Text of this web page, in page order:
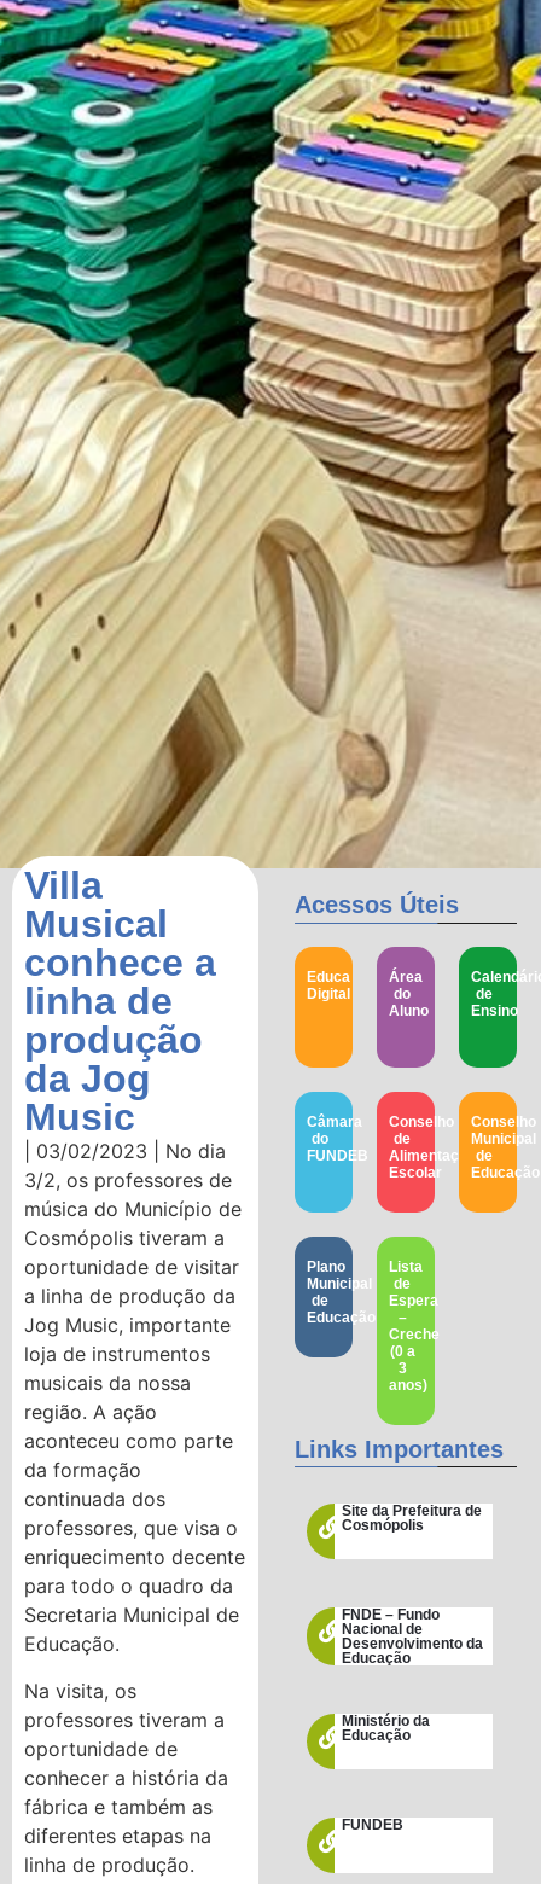
Villa
Musical
conhece a
linha de
produção
da Jog
Music
| 03/02/2023 | No dia
3/2, os professores de
música do Município de
Cosmópolis tiveram a
oportunidade de visitar
a linha de produção da
Jog Music, importante
loja de instrumentos
musicais da nossa
região. A ação
aconteceu como parte
da formação
continuada dos
professores, que visa o
enriquecimento decente
para todo o quadro da
Secretaria Municipal de
Educação.
Na visita, os
professores tiveram a
oportunidade de
conhecer a história da
fábrica e também as
diferentes etapas na
linha de produção.
Acessos Úteis
Educa
Digital
Área
do
Aluno
de
Ensino
Câmara
do
FUNDEB
Conselho
de
Alimentação
Escolar
Conselho
Municipal
de
Educação​
Plano
Municipal
de
Educação
Lista
de
Espera
–
Creche
(0 a
3
anos)
Links Importantes
Site da Prefeitura de
Cosmópolis
FNDE – Fundo
Nacional de
Desenvolvimento da
Educação
Ministério da
Educação
FUNDEB